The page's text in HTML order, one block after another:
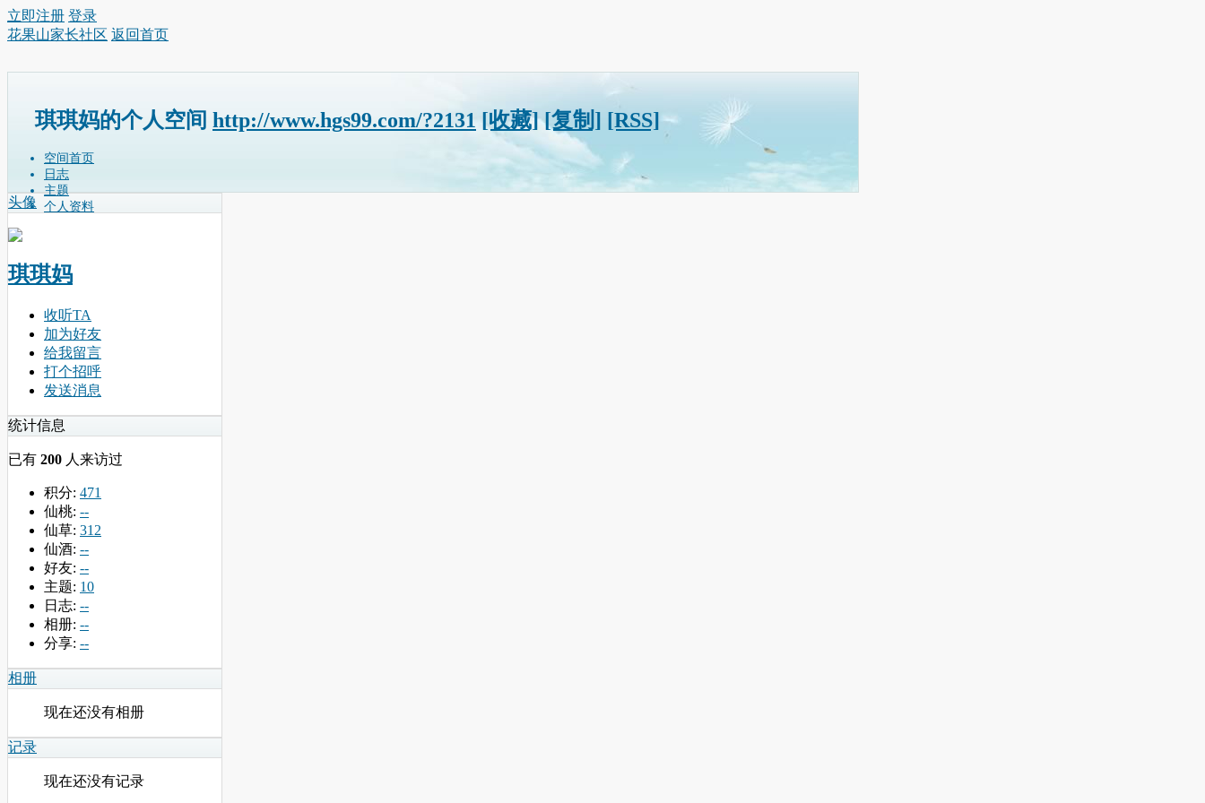
立即注册 登录
花果山家长社区 返回首页
琪琪妈的个人空间 http://www.hgs99.com/?2131 [收藏] [复制] [RSS]
空间首页
日志
主题
个人资料
头像
琪琪妈
收听TA
加为好友
给我留言
打个招呼
发送消息
统计信息
已有 200 人来访过
积分: 471
仙桃: --
仙草: 312
仙酒: --
好友: --
主题: 10
日志: --
相册: --
分享: --
相册
现在还没有相册
记录
现在还没有记录